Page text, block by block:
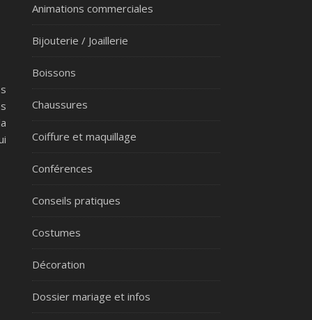
Animations commerciales
Bijouterie / Joaillerie
Boissons
Chaussures
Coiffure et maquillage
Conférences
Conseils pratiques
Costumes
Décoration
Dossier mariage et infos